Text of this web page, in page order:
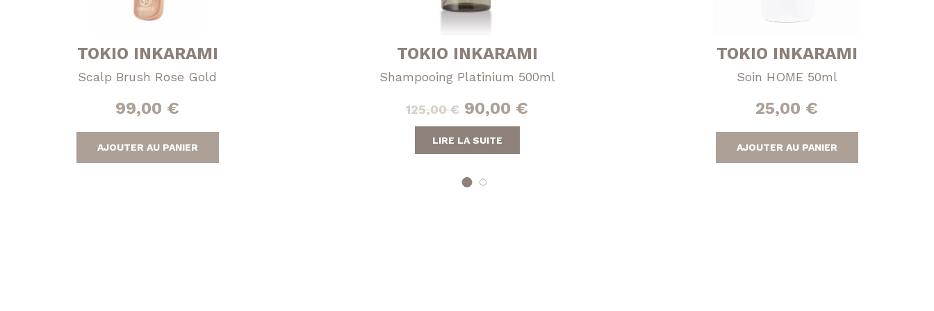
TOKIO INKARAMI
Scalp Brush Rose Gold
99,00 €
AJOUTER AU PANIER
TOKIO INKARAMI
Shampooing Platinium 500ml
125,00€ Le
prix
initial
était :
90,00 €
LIRE LA SUITE
TOKIO INKARAMI
Soin HOME 50ml
25,00 €
AJOUTER AU PANIER